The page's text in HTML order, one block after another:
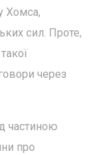
Хомса,
сил. Проте,
через
частиною
про